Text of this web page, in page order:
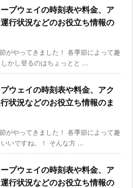
プウェイの時刻表や料金、ア
行状況などのお役立ち情報の
がやってきました！ 各季節によって趣
かし登るのはちょっとと ...
ウェイの時刻表や料金、アク
状況などのお役立ち情報のま
がやってきました！ 各季節によって趣
いですね。！ そんな方 ...
プウェイの時刻表や料金、ア
行状況などのお役立ち情報の